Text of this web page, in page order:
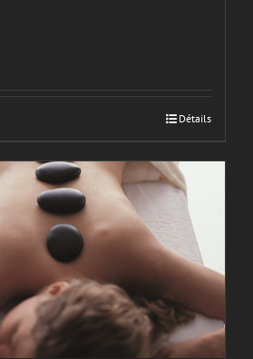
Détails